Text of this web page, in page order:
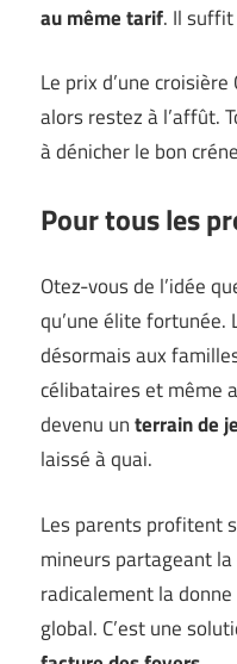
au même tarif. Il
Le prix d’une croisière
alors restez à l’affût.
à dénicher le bon
Pour tous les
Otez-vous de l’idée
qu’une élite fortunée.
désormais aux
célibataires et même
devenu unterrain de
laissé à quai.
Les parents profitent
mineurs partageant la
radicalement la
global. C’est une